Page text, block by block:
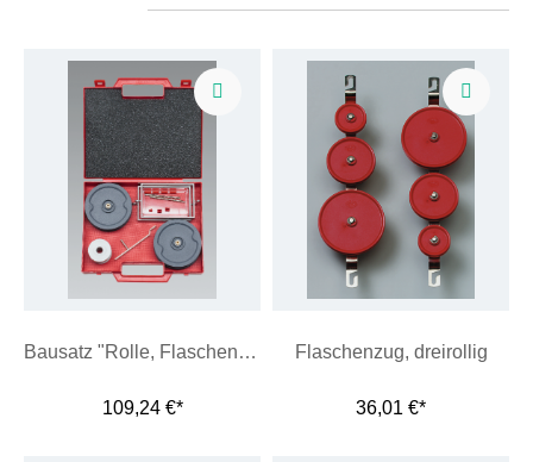
Bausatz "Rolle, Flaschenzug und Rollkörper"
109,24 €*
Flaschenzug, dreirollig
36,01 €*